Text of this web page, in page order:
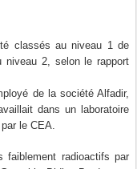
classés au niveau 1 de
niveau 2, selon le rapport
de la société Alfadir,
dans un laboratoire
le CEA.
faiblement radioactifs par